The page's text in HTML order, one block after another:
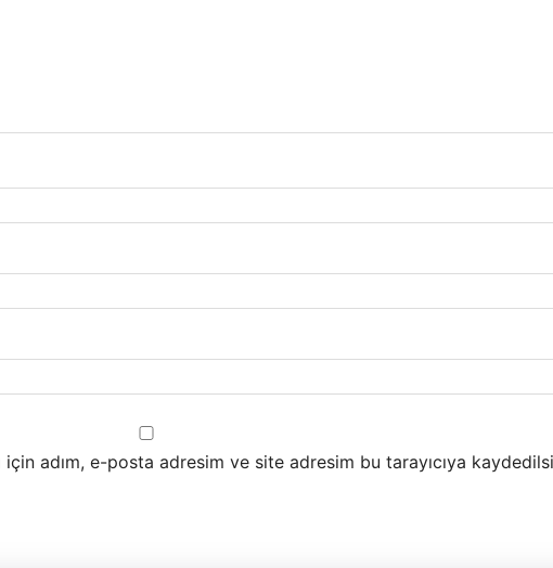
için adım, e-posta adresim ve site adresim bu tarayıcıya